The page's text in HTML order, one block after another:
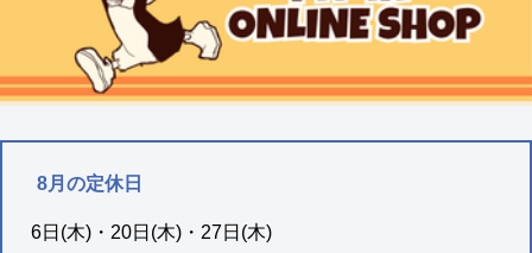
8月の定休日
6日(木)・20日(木)・27日(木)